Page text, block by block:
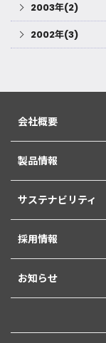
2003年(2)
2002年(3)
会社概要
製品情報
サステナビリティ
採用情報
お知らせ